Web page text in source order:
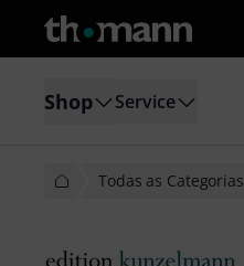
Shop Service
Todas as Categorias